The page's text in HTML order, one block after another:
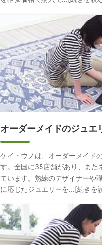
オーダーメイドのジュエ
ケイ・ウノは、オーダーメイド
す。全国に35店舗があり、また
ています。熟練のデザイナーや
に応じたジュエリーを...[続きを